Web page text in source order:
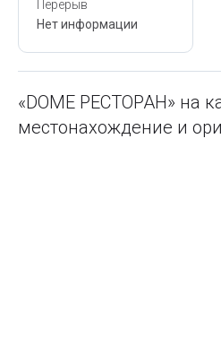
Перерыв
Нет информации
«DOME РЕСТОРАН» на
местонахождение и